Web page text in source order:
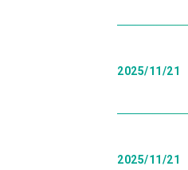
2025/11/21
2025/11/21